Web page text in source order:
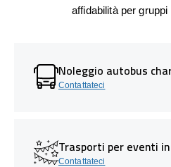
affidabilità per
Noleggio autobus
Contattateci
Trasporti per eventi
Contattateci